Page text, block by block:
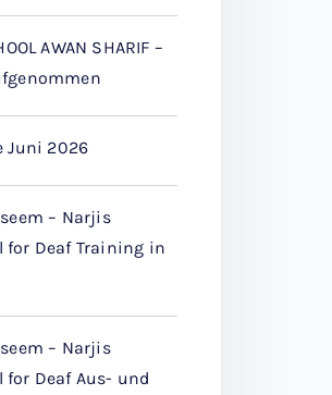
AWAN SHARIF –
Juni 2026
– Narjis
for Deaf Training in
– Narjis
for Deaf Aus- und